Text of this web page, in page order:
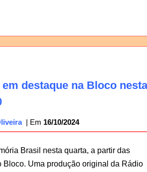
destaque na Bloco nesta
16/10/2024
Brasil nesta quarta, a partir das
Bloco. Uma produção original da Rádio